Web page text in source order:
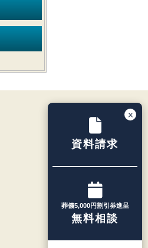
資料請求
葬儀5,000円割引券進呈
無料相談